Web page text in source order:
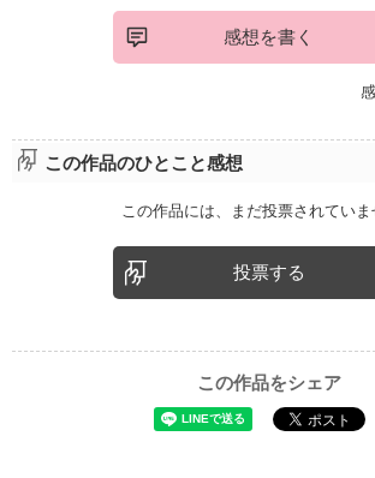
感想を書く
この作品のひとこと感想
この作品には、まだ投票されていま
投票する
この作品をシェア